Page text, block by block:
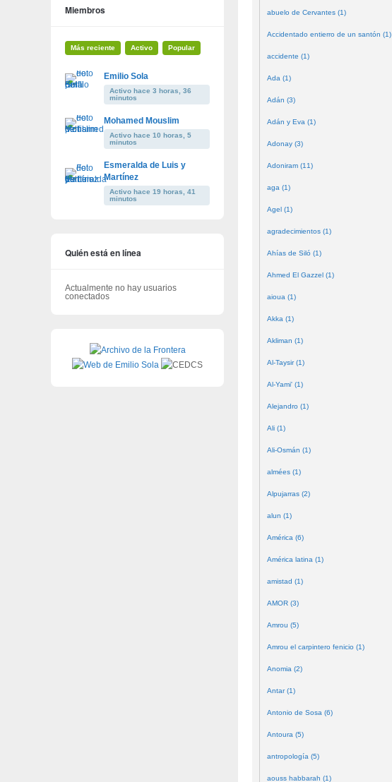
abuelo de Cervantes (1)
Accidentado entierro de un santón (1)
accidente (1)
Ada (1)
Adán (3)
Adán y Eva (1)
Adonay (3)
Adoniram (11)
aga (1)
Agel (1)
agradecimientos (1)
Ahías de Siló (1)
Ahmed El Gazzel (1)
aioua (1)
Akka (1)
Akliman (1)
Al-Taysir (1)
Al-Yami' (1)
Alejandro (1)
Ali (1)
Ali-Osmán (1)
almées (1)
Alpujarras (2)
alun (1)
América (6)
América latina (1)
amistad (1)
AMOR (3)
Amrou (5)
Amrou el carpintero fenicio (1)
Anomia (2)
Antar (1)
Antonio de Sosa (6)
Antoura (5)
antropología (5)
aouss habbarah (1)
Miembros
Más reciente Activo Popular
Emilio Sola
Activo hace 3 horas, 36
minutos
Mohamed Mouslim
Activo hace 10 horas, 5
minutos
Esmeralda de Luis y
Martínez
Activo hace 19 horas, 41
minutos
Quién está en línea
Actualmente no hay usuarios
conectados